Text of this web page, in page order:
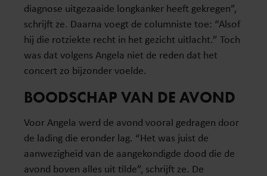
diagnose uitgezaaide longkanker heeft gekregen”,
schrijft ze. Daarna voegt de columniste toe: “Alsof
hij die rotziekte recht in het gezicht uitlacht.” Toch
was dat volgens Angela niet de reden dat het
concert zo bijzonder voelde.
BOODSCHAP VAN DE AVOND
Voor Angela werd de avond vooral gedragen door
de lading die eronder lag. “Het was juist de
aanwezigheid van de aangekondigde dood die de
avond boven alles uit tilde”, schrijft ze. De